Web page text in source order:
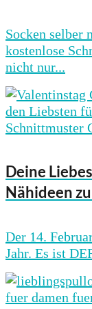
Socken selber
kostenlose
nicht nur...
Deine
Nähideen
Der 14.
Jahr. Es ist